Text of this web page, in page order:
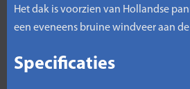
Het dak is voorzien van Hollandse
een eveneens bruine windveer aan
Specificaties